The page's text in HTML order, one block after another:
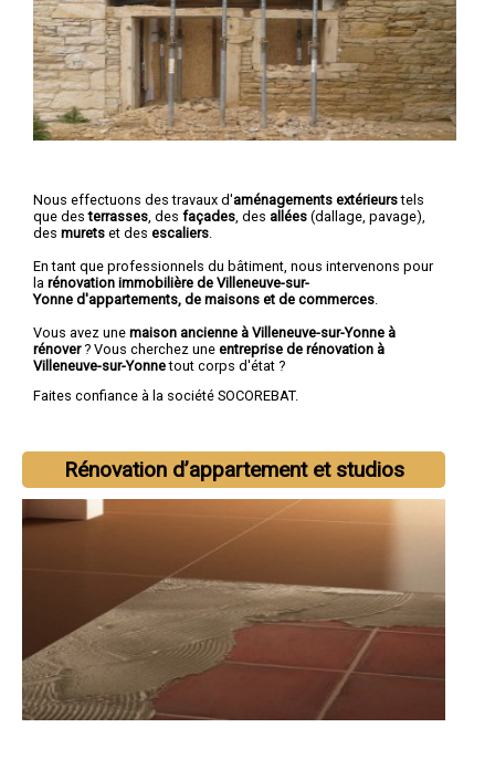
Nous effectuons des travaux d'aménagements extérieurstels
que desterrasses , des façades , des allées (dallage, pavage),
des murets et des escaliers
En tant que professionnels du bâtiment, nous intervenons pour
la rénovation immobilière de Villeneuve-sur-
Yonne d'appartements, de maisons et de commerces
Vous avez une maison ancienne à Villeneuve-sur-Yonne à
rénover? Vous cherchez une entreprise de rénovation à
Villeneuve-sur-Yonnetout corps d'état ?
Faites confiance à la société SOCOREBAT.
Rénovation d’appartement et studios